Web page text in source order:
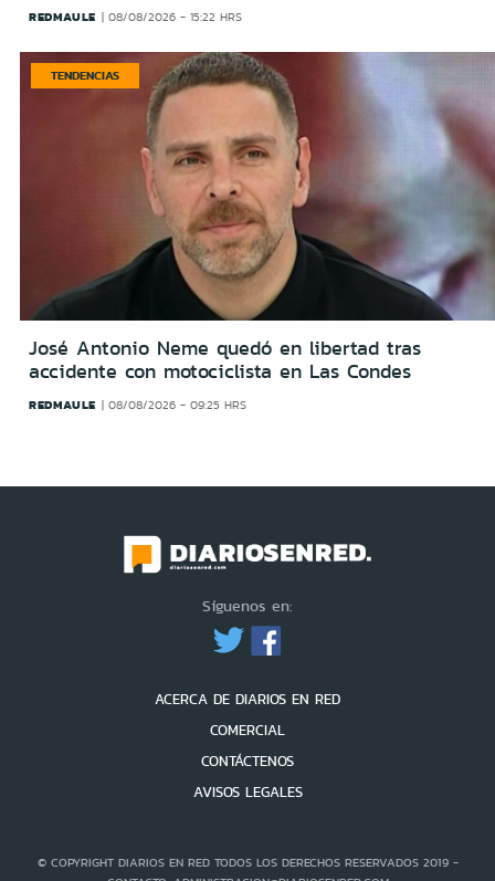
REDMAULE 08/08/2026 - 15:22 HRS
TENDENCIAS
José Antonio Neme quedó en libertad tras
accidente con motociclista en Las Condes
REDMAULE 08/08/2026 - 09:25 HRS
Síguenos en:
ACERCA DE DIARIOS EN RED
COMERCIAL
CONTÁCTENOS
AVISOS LEGALES
© COPYRIGHT DIARIOS EN RED TODOS LOS DERECHOS RESERVADOS 2019 -